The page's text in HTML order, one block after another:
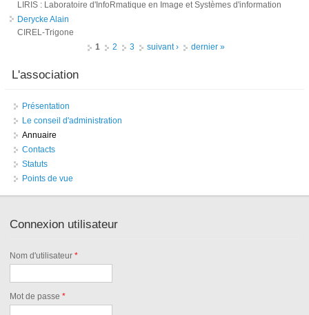
LIRIS : Laboratoire d'InfoRmatique en Image et Systèmes d'information
Derycke Alain
CIREL-Trigone
1 2 3 suivant › dernier »
L'association
Présentation
Le conseil d'administration
Annuaire
Contacts
Statuts
Points de vue
Connexion utilisateur
Nom d'utilisateur*
Mot de passe*